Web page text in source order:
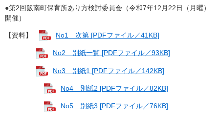
●第2回飯南町保育所あり方検討委員会（令和7年12月22日（月曜）
開催）
【資料】 No1 次第 [PDFファイル／41KB]
No2 別紙一覧 [PDFファイル／93KB]
No3 別紙1 [PDFファイル／142KB]
No4 別紙2 [PDFファイル／82KB]
No5 別紙3 [PDFファイル／76KB]